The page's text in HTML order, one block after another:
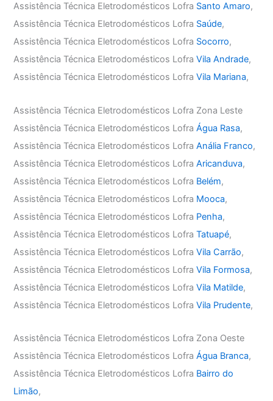
Assistência Técnica Eletrodomésticos Lofra Santo Amaro,
Assistência Técnica Eletrodomésticos Lofra Saúde,
Assistência Técnica Eletrodomésticos Lofra Socorro,
Assistência Técnica Eletrodomésticos LofraVila Andrade,
Assistência Técnica Eletrodomésticos LofraVila Mariana,
Assistência Técnica Eletrodomésticos Lofra Zona Leste
Assistência Técnica Eletrodomésticos LofraÁgua Rasa,
Assistência Técnica Eletrodomésticos LofraAnália Franco,
Assistência Técnica Eletrodomésticos LofraAricanduva,
Assistência Técnica Eletrodomésticos Lofra Belém,
Assistência Técnica Eletrodomésticos Lofra Mooca,
Assistência Técnica Eletrodomésticos Lofra Penha,
Assistência Técnica Eletrodomésticos LofraTatuapé,
Assistência Técnica Eletrodomésticos LofraVila Carrão,
Assistência Técnica Eletrodomésticos LofraVila Formosa,
Assistência Técnica Eletrodomésticos LofraVila Matilde,
Assistência Técnica Eletrodomésticos LofraVila Prudente,
Assistência Técnica Eletrodomésticos Lofra Zona Oeste
Assistência Técnica Eletrodomésticos LofraÁgua Branca,
Assistência Técnica Eletrodomésticos Lofra Bairro do
Limão,